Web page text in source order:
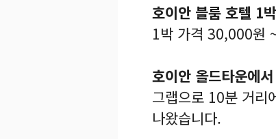
호이안 블룸 호텔 1
1박 가격 30,000원
호이안 올드타운에
그랩으로 10분 거
나왔습니다.